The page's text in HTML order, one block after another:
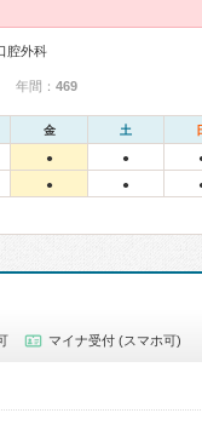
腔外科
間： 469
金 土
● ●
● ●
マイナ受付 (スマホ可)